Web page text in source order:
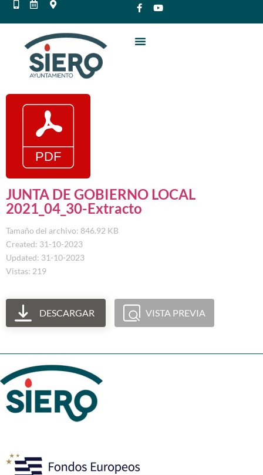
JUNTA DE GOBIERNO LOCAL
2021_04_30-Extracto
Tamaño del archivo: 846.92 KB
Created: 31-10-2023
Updated: 31-10-2023
Vistas: 219
DESCARGAR VISTA PREVIA